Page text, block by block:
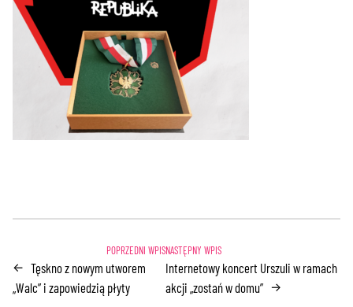
← Tęskno z nowym utworem
„Walc” i zapowiedzią płyty
Internetowy koncert Urszuli w ramach
akcji „zostań w domu” →